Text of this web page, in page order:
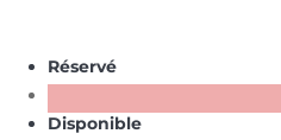
Réservé
Disponible